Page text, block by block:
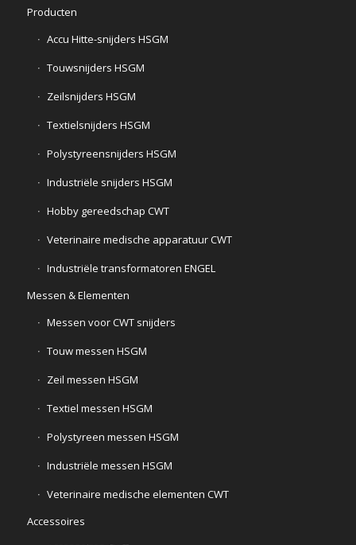
Producten
Accu Hitte-snijders HSGM
Touwsnijders HSGM
Zeilsnijders HSGM
Textielsnijders HSGM
Polystyreensnijders HSGM
Industriële snijders HSGM
Hobby gereedschap CWT
Veterinaire medische apparatuur CWT
Industriële transformatoren ENGEL
Messen & Elementen
Messen voor CWT snijders
Touw messen HSGM
Zeil messen HSGM
Textiel messen HSGM
Polystyreen messen HSGM
Industriële messen HSGM
Veterinaire medische elementen CWT
Accessoires